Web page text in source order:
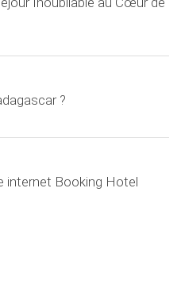
?
internet Booking Hotel